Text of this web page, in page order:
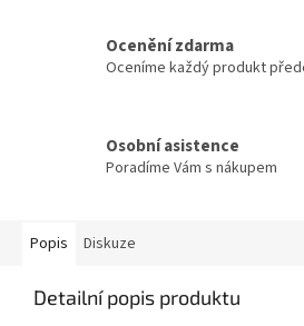
Ocenění zdarma
Oceníme každý produkt
Osobní asistence
Poradíme Vám s nákupem
Popis Diskuze
Detailní popis produktu